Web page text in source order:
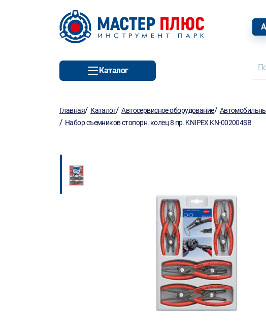
Каталог
Главная/ Каталог/Автосервисное оборудование/
/ Набор съемников стопорн. колец 8 пр. KNIPEX KN-002004SB